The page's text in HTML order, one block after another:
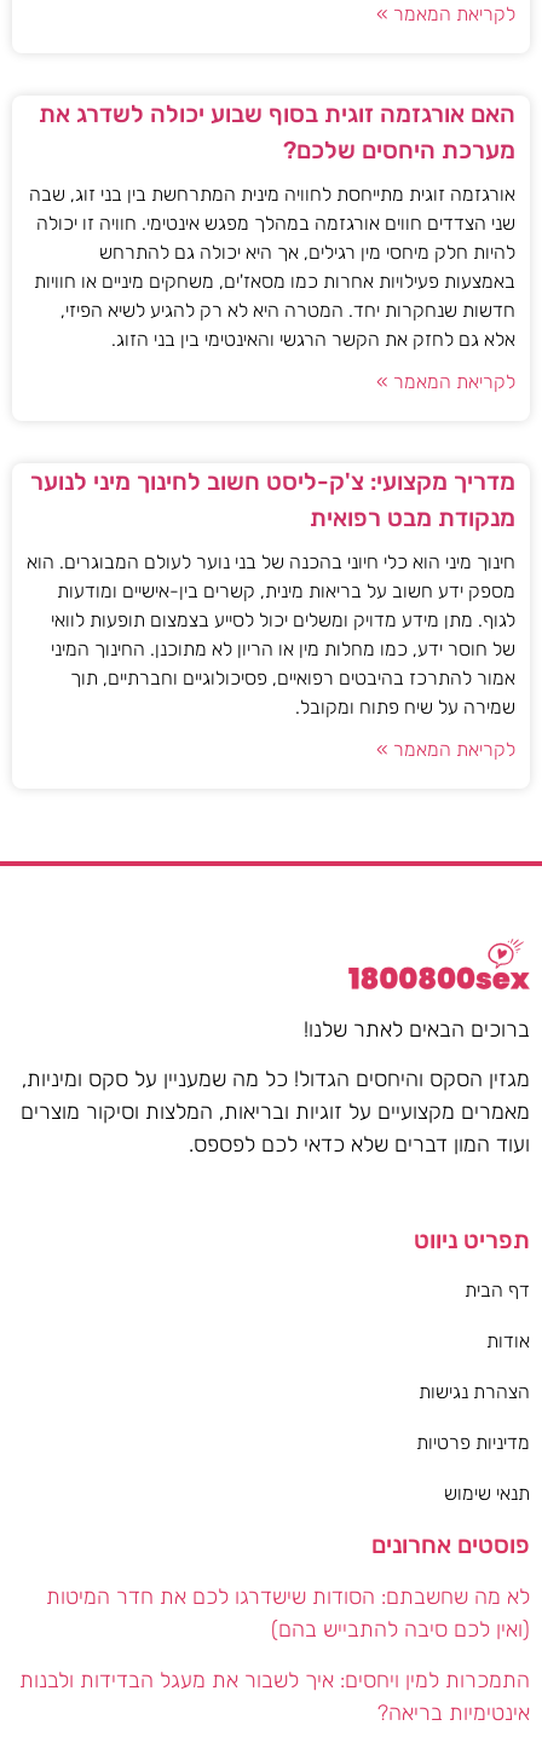
לקריאת המאמר »
האם אורגזמה זוגית בסוף שבוע יכולה לשדרג את
מערכת היחסים שלכם?
אורגזמה זוגית מתייחסת לחוויה מינית המתרחשת בין בני זוג, שבה
שני הצדדים חווים אורגזמה במהלך מפגש אינטימי. חוויה זו יכולה
להיות חלק מיחסי מין רגילים, אך היא יכולה גם להתרחש
באמצעות פעילויות אחרות כמו מסאז'ים, משחקים מיניים או חוויות
חדשות שנחקרות יחד. המטרה היא לא רק להגיע לשיא הפיזי,
אלא גם לחזק את הקשר הרגשי והאינטימי בין בני הזוג.
לקריאת המאמר »
מדריך מקצועי: צ'ק-ליסט חשוב לחינוך מיני לנוער
מנקודת מבט רפואית
חינוך מיני הוא כלי חיוני בהכנה של בני נוער לעולם המבוגרים. הוא
מספק ידע חשוב על בריאות מינית, קשרים בין-אישיים ומודעות
לגוף. מתן מידע מדויק ומשלים יכול לסייע בצמצום תופעות לוואי
של חוסר ידע, כמו מחלות מין או הריון לא מתוכנן. החינוך המיני
אמור להתרכז בהיבטים רפואיים, פסיכולוגיים וחברתיים, תוך
שמירה על שיח פתוח ומקובל.
לקריאת המאמר »
ברוכים הבאים לאתר שלנו!
מגזין הסקס והיחסים הגדול! כל מה שמעניין על סקס ומיניות,
מאמרים מקצועיים על זוגיות ובריאות, המלצות וסיקור מוצרים
ועוד המון דברים שלא כדאי לכם לפספס.
תפריט ניווט
דף הבית
אודות
הצהרת נגישות
מדיניות פרטיות
תנאי שימוש
פוסטים אחרונים
לא מה שחשבתם: הסודות שישדרגו לכם את חדר המיטות
(ואין לכם סיבה להתבייש בהם)
התמכרות למין ויחסים: איך לשבור את מעגל הבדידות ולבנות
אינטימיות בריאה?